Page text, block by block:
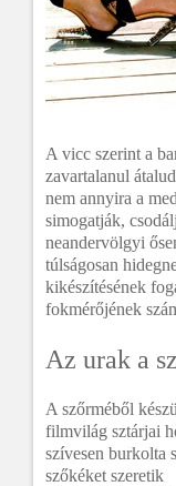
A vicc szerint a
zavartalanul
nem annyira a
simogatják,
neandervölgyi
túlságosan
kikészítésének
fokmérőjének
Az urak a
A szőrméből
filmvilág sztárjai
szívesen burkolta
szőkéket szeretik